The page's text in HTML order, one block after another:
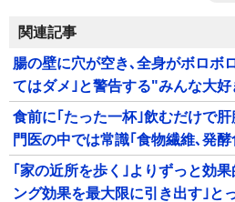
関連記事
腸の壁に穴が空き､全身がボロボ
てはダメ｣と警告する"みんな大
食前に｢たった一杯｣飲むだけで
門医の中では常識｢食物繊維､発
｢家の近所を歩く｣よりずっと効
ング効果を最大限に引き出す｣と